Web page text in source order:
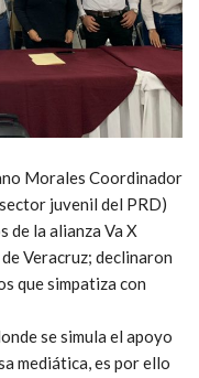
Morales Coordinador
juvenil del PRD)
de la alianza Va X
Veracruz; declinaron
que simpatiza con
se simula el apoyo
mediática, es por ello